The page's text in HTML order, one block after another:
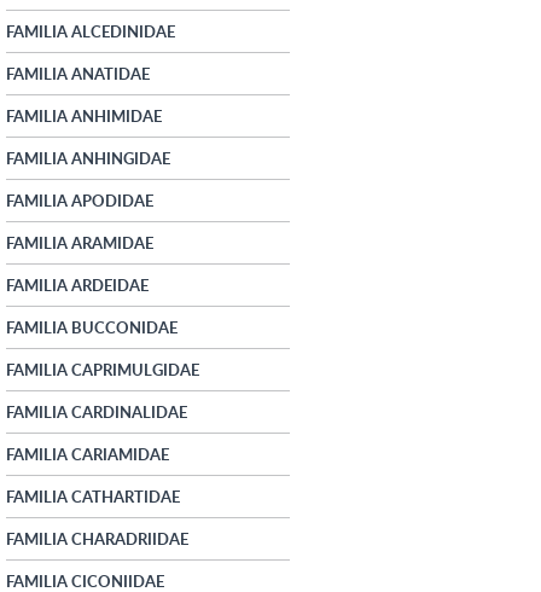
FAMILIA ALCEDINIDAE
FAMILIA ANATIDAE
FAMILIA ANHIMIDAE
FAMILIA ANHINGIDAE
FAMILIA APODIDAE
FAMILIA ARAMIDAE
FAMILIA ARDEIDAE
FAMILIA BUCCONIDAE
FAMILIA CAPRIMULGIDAE
FAMILIA CARDINALIDAE
FAMILIA CARIAMIDAE
FAMILIA CATHARTIDAE
FAMILIA CHARADRIIDAE
FAMILIA CICONIIDAE